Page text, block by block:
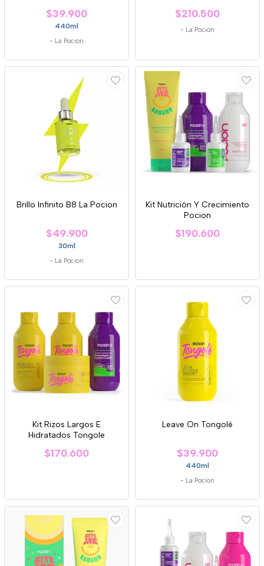
$39.900
440ml
- La Pocion
$210.500
- La Pocion
Brillo Infinito B8 La Pocion
$49.900
30ml
- La Pocion
Kit Nutrición Y Crecimiento
Pocion
$190.600
Kit Rizos Largos E
Hidratados Tongole
$170.600
Leave On Tongolé
$39.900
440ml
- La Pocion